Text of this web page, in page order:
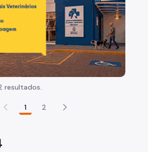
resultados.
1 2